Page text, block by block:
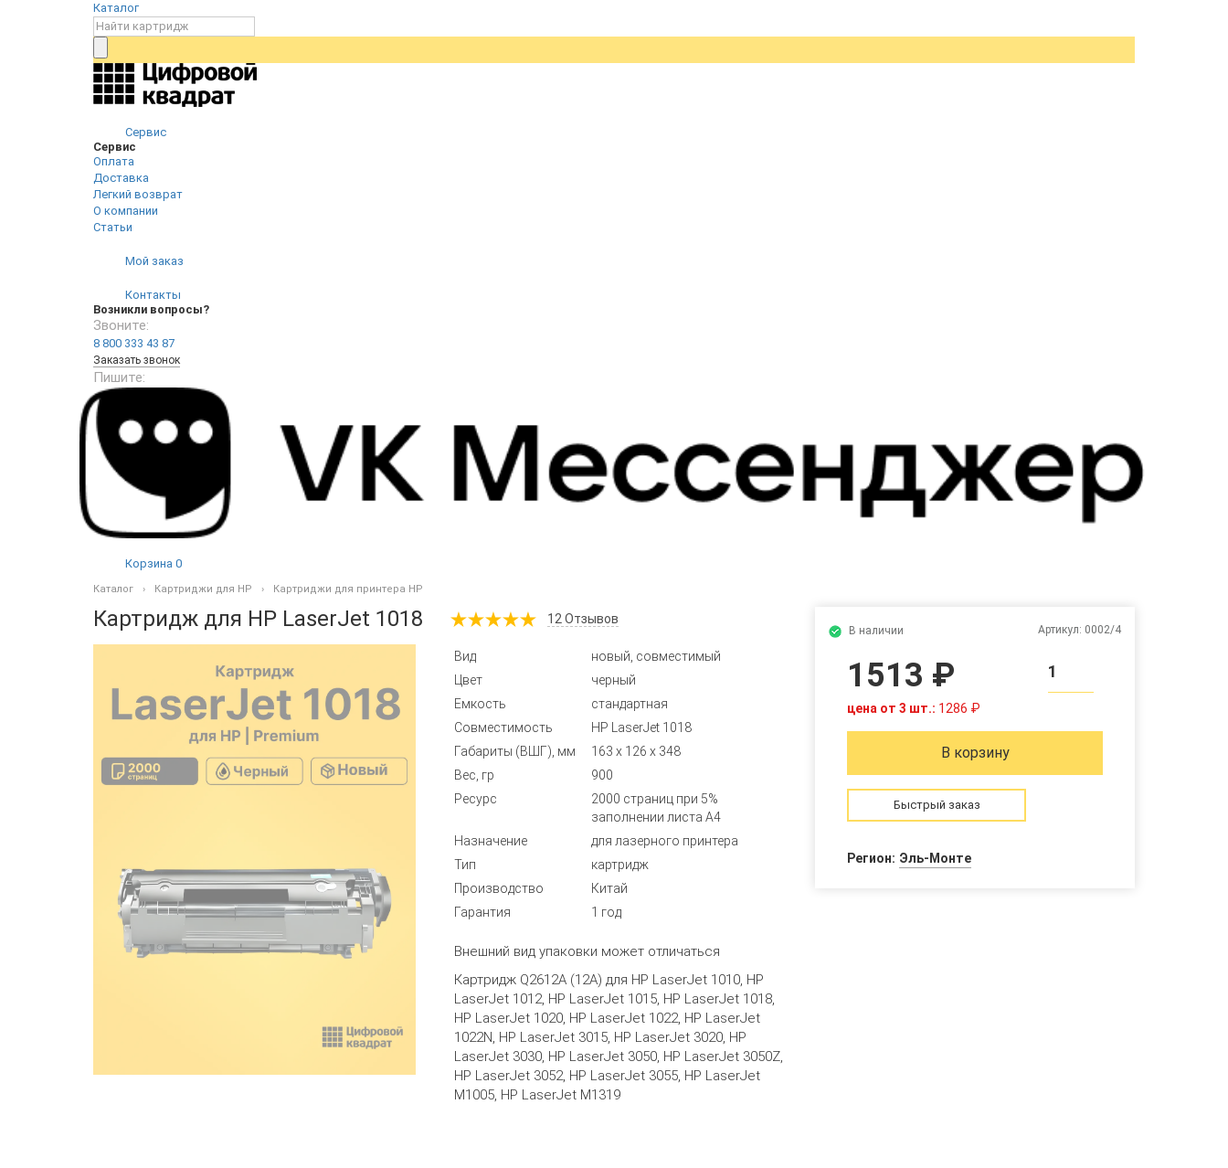
Каталог
Сервис
Сервис
Оплата
Доставка
Легкий возврат
О компании
Статьи
Мой заказ
Контакты
Возникли вопросы?
Звоните:
8 800 333 43 87
Заказать звонок
Пишите:
Корзина 0
Каталог Картриджи для HP Картриджи для принтера HP
Картридж для HP LaserJet 1018 12Отзывов
Вид
новый, совместимый
Цвет
черный
Емкость
стандартная
Совместимость
HP LaserJet 1018
Габариты (ВШГ), мм
163 x 126 x 348
Вес, гр
900
Ресурс
2000 страниц при 5%
заполнении листа А4
Назначение
для лазерного принтера
Тип
картридж
Производство
Китай
Гарантия
1 год
Внешний вид упаковки может отличаться
Картридж Q2612A (12A) для HP LaserJet 1010, HP
LaserJet 1012, HP LaserJet 1015, HP LaserJet 1018,
HP LaserJet 1020, HP LaserJet 1022, HP LaserJet
1022N, HP LaserJet 3015, HP LaserJet 3020, HP
LaserJet 3030, HP LaserJet 3050, HP LaserJet 3050Z,
HP LaserJet 3052, HP LaserJet 3055, HP LaserJet
M1005, HP LaserJet M1319
В наличии Артикул: 0002/4
1513 ₽
цена от 3 шт.: 1286 ₽
1
В корзину
Быстрый заказ
Регион: Эль-Монте